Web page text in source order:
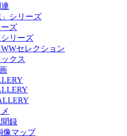
シリーズ
ズ
リーズ
セレクション
クス
録
マップ